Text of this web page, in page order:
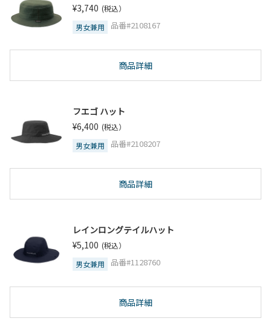
¥3,740 (税込）
男女兼用
品番#2108167
商品詳細
フエゴ ハット
¥6,400 (税込）
男女兼用
品番#2108207
商品詳細
レインロングテイルハット
¥5,100 (税込）
男女兼用
品番#1128760
商品詳細